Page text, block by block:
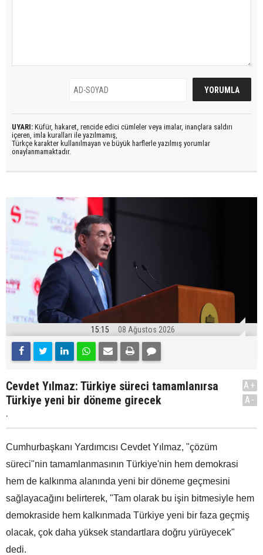
UYARI: Küfür, hakaret, rencide edici cümleler veya imalar, inançlara saldırı
içeren, imla kuralları ile yazılmamış,
Türkçe karakter kullanılmayan ve büyük harflerle yazılmış yorumlar
onaylanmamaktadır.
15:15 08 Ağustos 2026
Cevdet Yılmaz: Türkiye süreci tamamlanırsa
Türkiye yeni bir döneme girecek
.
A+
A-
Cumhurbaşkanı Yardımcısı Cevdet Yılmaz, "çözüm
süreci"nin tamamlanmasının Türkiye'nin hem demokrasi
hem de kalkınma alanında yeni bir döneme geçmesini
sağlayacağını belirterek, "Tam olarak bu işin bitmesiyle hem
demokraside hem kalkınmada Türkiye yeni bir faza geçmiş
olacak, çok daha yüksek standartlara doğru yürüyecek"
dedi.